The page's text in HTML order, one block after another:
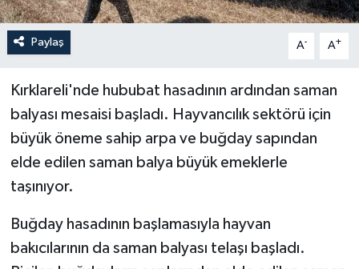
Paylaş A- A+
Kırklareli'nde hububat hasadının ardından saman
balyası mesaisi başladı. Hayvancılık sektörü için
büyük öneme sahip arpa ve buğday sapından
elde edilen saman balya büyük emeklerle
taşınıyor.
Buğday hasadının başlamasıyla hayvan
bakıcılarının da saman balyası telaşı başladı.
SPOR
YAŞAM
Yerel